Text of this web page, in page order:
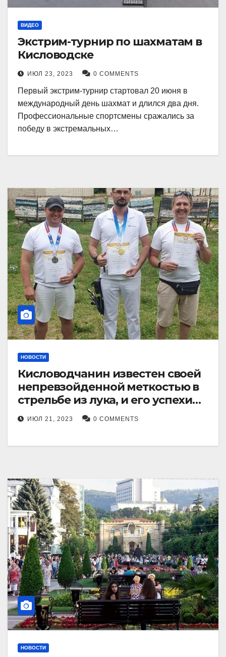
ВИДЕО
Экстрим-турнир по шахматам в
Кисловодске
ИЮЛ 23, 2023 0 COMMENTS
Первый экстрим-турнир стартовал 20 июня в
международный день шахмат и длился два дня.
Профессиональные спортсмены сражались за
победу в экстремальных…
НОВОСТИ
Кисловодчанин известен своей
непревзойденной меткостью в
стрельбе из лука, и его успехи
прославили его в
Ставропольском крае.
ИЮЛ 21, 2023 0 COMMENTS
НОВОСТИ